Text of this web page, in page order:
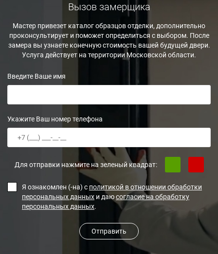
Вызов замерщика
Мастер привезет каталог образцов отделки, дополнительно
проконсультирует и поможет определиться с выбором. После
замера вы узнаете конечную стоимость вашей будущей двери.
Услуга действует на территории Московской области.
Введите Ваше имя
Укажите Ваш номер телефона
Для отправки нажмите на зеленый квадрат:
Я ознакомлен (-на) с политикой в отношении обработки
персональных данных и даюсогласие на обработку
персональных данных.
Отправить